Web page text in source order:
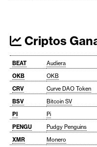
Criptos
BEAT Audiera
OKB
OKB
CRV
Curve DAO Token
BSV
Bitcoin SV
PI
Pi
PENGU
Pudgy Penguins
XMR
Monero